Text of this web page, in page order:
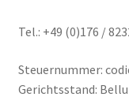
confidentialité /
Impressum /
Tel.: +49 (0)176 /
Steuernummer:
Gerichtsstand: